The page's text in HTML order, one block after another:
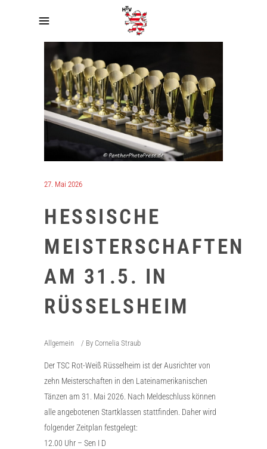
27. Mai 2026
HESSISCHE
MEISTERSCHAFTEN
AM 31.5. IN
RÜSSELSHEIM
Allgemein By Cornelia Straub
Der TSC Rot-Weiß Rüsselheim ist der Ausrichter von
zehn Meisterschaften in den Lateinamerikanischen
Tänzen am 31. Mai 2026. Nach Meldeschluss können
alle angebotenen Startklassen stattfinden. Daher wird
folgender Zeitplan festgelegt:
12.00 Uhr – Sen I D